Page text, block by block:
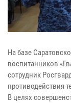
На базе
воспитанников
сотрудник
противодействия
В целях